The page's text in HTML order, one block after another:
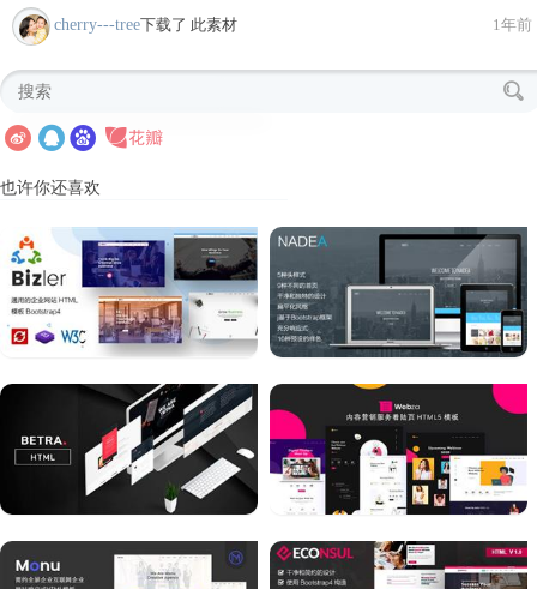
cherry---tree下载了 此素材 1年前
也许你还喜欢